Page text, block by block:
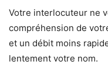
Votre interlocuteur ne
compréhension de
et un débit moins
lentement votre nom.